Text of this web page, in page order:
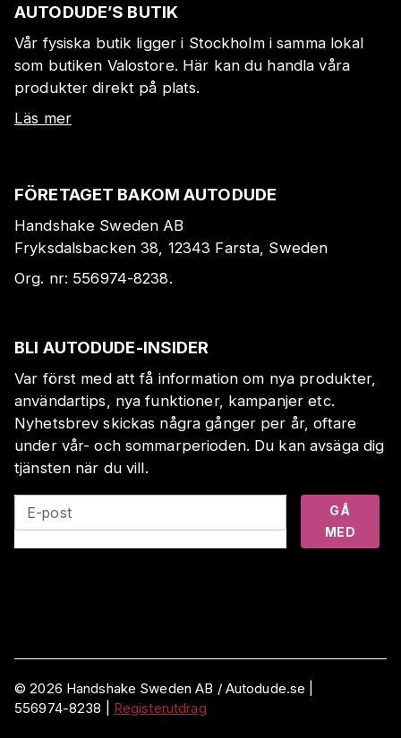
AUTODUDE’S BUTIK
Vår fysiska butik ligger i Stockholm i samma lokal
som butiken Valostore. Här kan du handla våra
produkter direkt på plats.
Läs mer
FÖRETAGET BAKOM AUTODUDE
Handshake Sweden AB
Fryksdalsbacken 38, 12343 Farsta, Sweden
Org. nr: 556974-8238.
BLI AUTODUDE-INSIDER
Var först med att få information om nya produkter,
användartips, nya funktioner, kampanjer etc.
Nyhetsbrev skickas några gånger per år, oftare
under vår- och sommarperioden. Du kan avsäga dig
tjänsten när du vill.
E-post
GÅ
MED
©2026 Handshake Sweden AB / Autodude.se |
556974-8238
Registerutdrag